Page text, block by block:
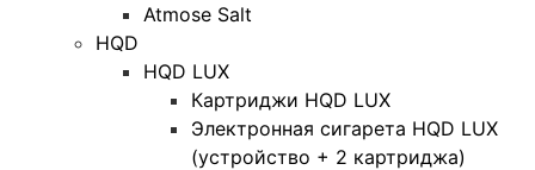
Atmose Salt
HQD
HQD LUX
Картриджи HQD LUX
Электронная сигарета HQD LUX
(устройство + 2 картриджа)